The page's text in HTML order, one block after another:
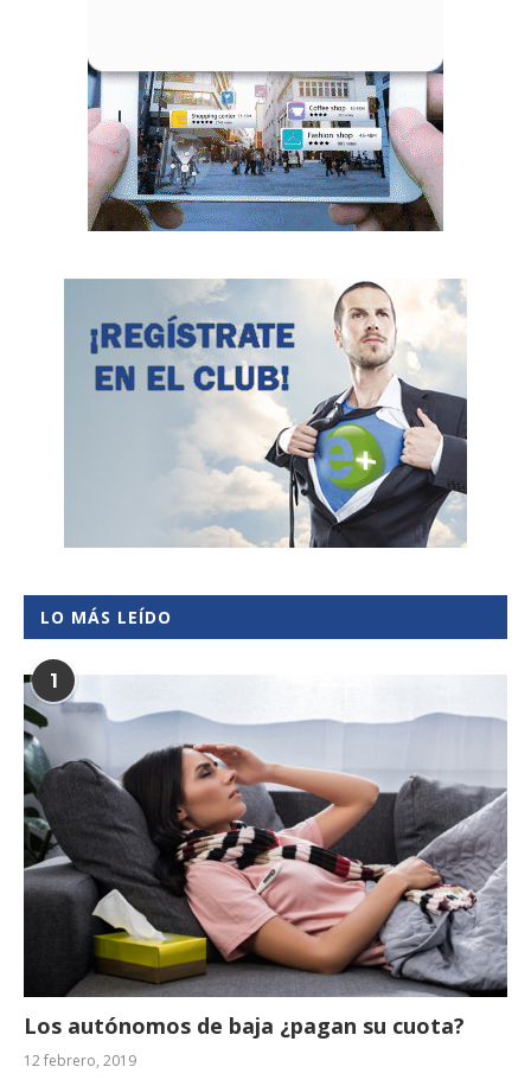
LO MÁS LEÍDO
1
Los autónomos de baja ¿pagan su cuota?
12 febrero, 2019